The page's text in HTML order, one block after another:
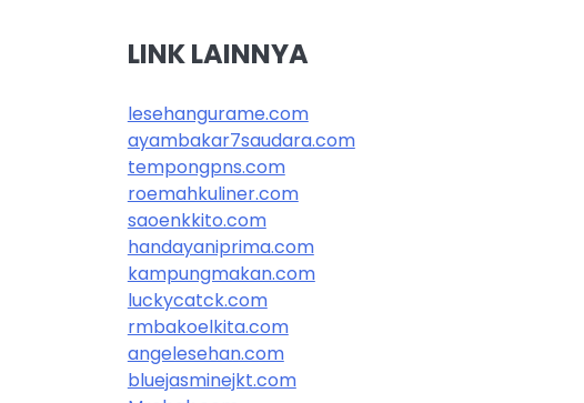
LINK LAINNYA
lesehangurame.com
ayambakar7saudara.com
tempongpns.com
roemahkuliner.com
saoenkkito.com
handayaniprima.com
kampungmakan.com
luckycatck.com
rmbakoelkita.com
angelesehan.com
bluejasminejkt.com